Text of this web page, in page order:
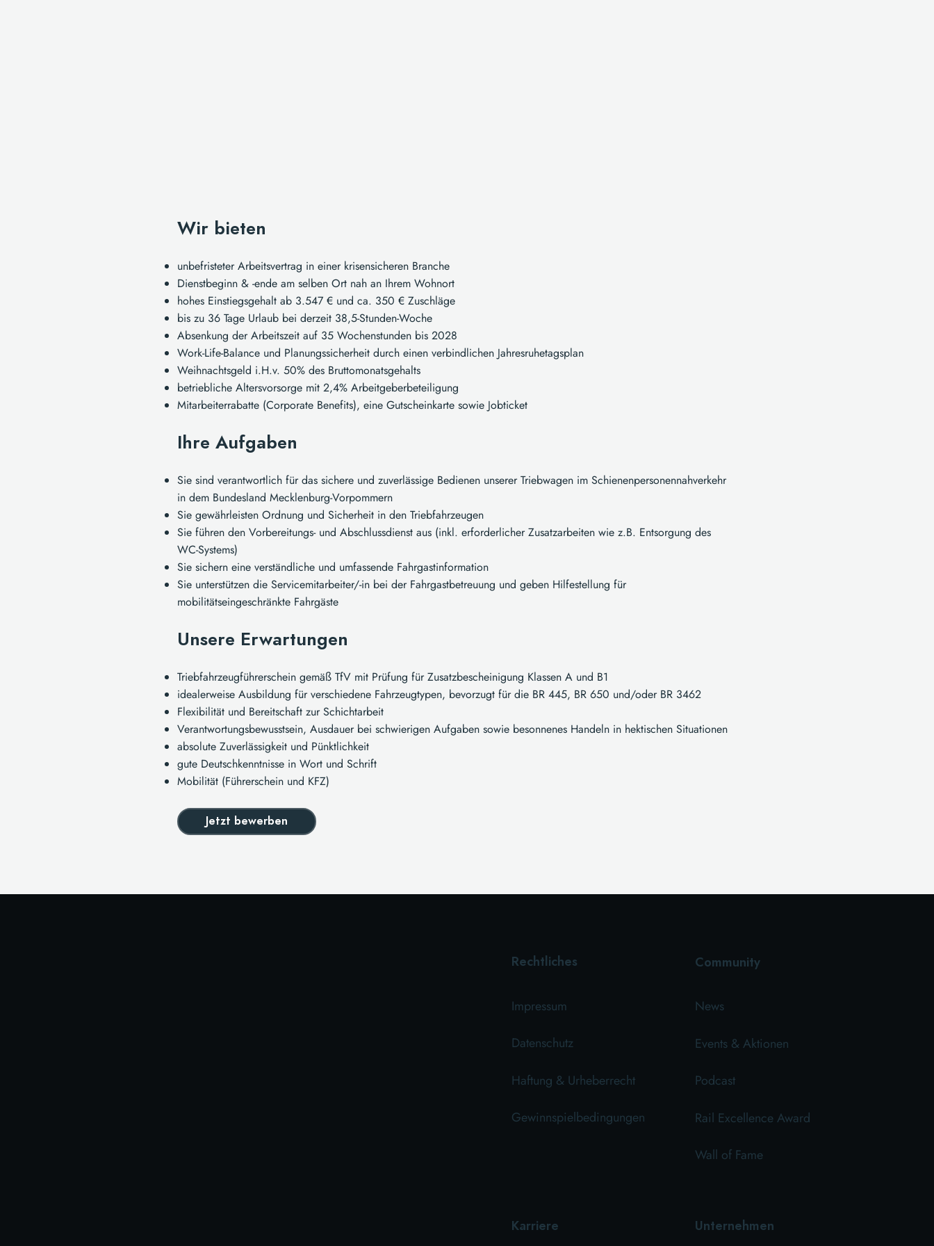
Wir bieten
unbefristeter Arbeitsvertrag in einer krisensicheren Branche
Dienstbeginn & -ende am selben Ort nah an Ihrem Wohnort
hohes Einstiegsgehalt ab 3.547 € und ca. 350 € Zuschläge
bis zu 36 Tage Urlaub bei derzeit 38,5-Stunden-Woche
Absenkung der Arbeitszeit auf 35 Wochenstunden bis 2028
Work-Life-Balance und Planungssicherheit durch einen verbindlichen Jahresruhetagsplan
Weihnachtsgeld i.H.v. 50% des Bruttomonatsgehalts
betriebliche Altersvorsorge mit 2,4% Arbeitgeberbeteiligung
Mitarbeiterrabatte (Corporate Benefits), eine Gutscheinkarte sowie Jobticket
Ihre Aufgaben
Sie sind verantwortlich für das sichere und zuverlässige Bedienen unserer Triebwagen im Schienenpersonennahverkehr
in dem Bundesland Mecklenburg-Vorpommern
Sie gewährleisten Ordnung und Sicherheit in den Triebfahrzeugen
Sie führen den Vorbereitungs- und Abschlussdienst aus (inkl. erforderlicher Zusatzarbeiten wie z.B. Entsorgung des
WC-Systems)
Sie sichern eine verständliche und umfassende Fahrgastinformation
Sie unterstützen die Servicemitarbeiter/-in bei der Fahrgastbetreuung und geben Hilfestellung für
mobilitätseingeschränkte Fahrgäste
Unsere Erwartungen
Triebfahrzeugführerschein gemäß TfV mit Prüfung für Zusatzbescheinigung Klassen A und B1
idealerweise Ausbildung für verschiedene Fahrzeugtypen, bevorzugt für die BR 445, BR 650 und/oder BR 3462
Flexibilität und Bereitschaft zur Schichtarbeit
Verantwortungsbewusstsein, Ausdauer bei schwierigen Aufgaben sowie besonnenes Handeln in hektischen Situationen
absolute Zuverlässigkeit und Pünktlichkeit
gute Deutschkenntnisse in Wort und Schrift
Mobilität (Führerschein und KFZ)
Jetzt bewerben
Rechtliches
Impressum
Datenschutz
Haftung & Urheberrecht
Gewinnspielbedingungen
Community
News
Events & Aktionen
Podcast
Rail Excellence Award
Wall of Fame
Karriere Unternehmen